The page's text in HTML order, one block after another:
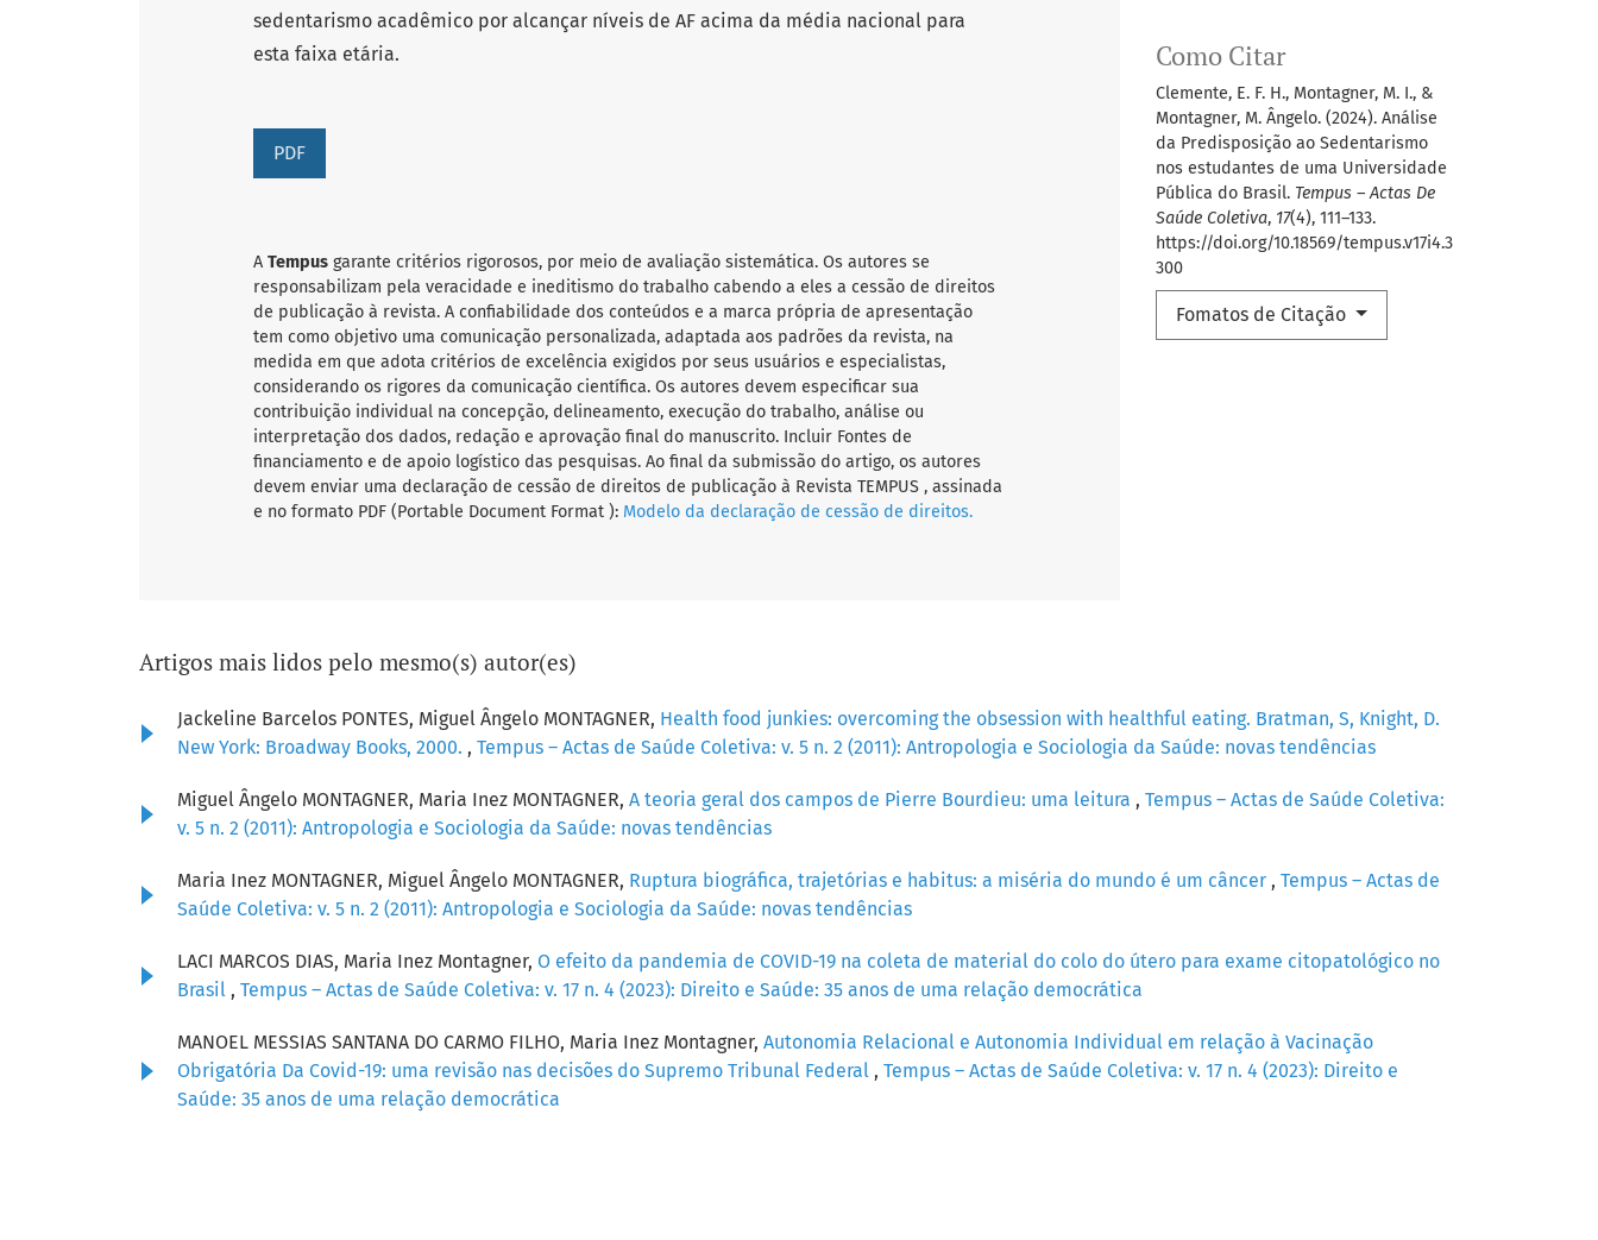
Como Citar
Clemente, E. F. H., Montagner, M. I., &
Montagner, M. Ângelo. (2024). Análise
da Predisposição ao Sedentarismo
nos estudantes de uma Universidade
Pública do Brasil. Tempus – Actas De
Saúde Coletiva, 17(4), 111–133.
https://doi.org/10.18569/tempus.v17i4.3
300
Fomatos de Citação
sedentarismo acadêmico por alcançar níveis de AF acima da média nacional para
esta faixa etária.
PDF
A Tempus garante critérios rigorosos, por meio de avaliação sistemática. Os autores se
responsabilizam pela veracidade e ineditismo do trabalho cabendo a eles a cessão de direitos
de publicação à revista. A confiabilidade dos conteúdos e a marca própria de apresentação
tem como objetivo uma comunicação personalizada, adaptada aos padrões da revista, na
medida em que adota critérios de excelência exigidos por seus usuários e especialistas,
considerando os rigores da comunicação científica. Os autores devem especificar sua
contribuição individual na concepção, delineamento, execução do trabalho, análise ou
interpretação dos dados, redação e aprovação final do manuscrito. Incluir Fontes de
financiamento e de apoio logístico das pesquisas. Ao final da submissão do artigo, os autores
devem enviar uma declaração de cessão de direitos de publicação à Revista TEMPUS , assinada
e no formato PDF (Portable Document Format ): Modelo da declaração de cessão de direitos.
Artigos mais lidos pelo mesmo(s) autor(es)
Jackeline Barcelos PONTES, Miguel Ângelo MONTAGNER, Health food junkies: overcoming the obsession with healthful eating. Bratman, S, Knight, D.
New York: Broadway Books, 2000. , Tempus – Actas de Saúde Coletiva: v. 5 n. 2 (2011): Antropologia e Sociologia da Saúde: novas tendências
Miguel Ângelo MONTAGNER, Maria Inez MONTAGNER, A teoria geral dos campos de Pierre Bourdieu: uma leitura , Tempus – Actas de Saúde Coletiva:
v. 5 n. 2 (2011): Antropologia e Sociologia da Saúde: novas tendências
Maria Inez MONTAGNER, Miguel Ângelo MONTAGNER, Ruptura biográfica, trajetórias e habitus: a miséria do mundo é um câncer , Tempus – Actas de
Saúde Coletiva: v. 5 n. 2 (2011): Antropologia e Sociologia da Saúde: novas tendências
LACI MARCOS DIAS, Maria Inez Montagner, O efeito da pandemia de COVID-19 na coleta de material do colo do útero para exame citopatológico no
Brasil , Tempus – Actas de Saúde Coletiva: v. 17 n. 4 (2023): Direito e Saúde: 35 anos de uma relação democrática
MANOEL MESSIAS SANTANA DO CARMO FILHO, Maria Inez Montagner, Autonomia Relacional e Autonomia Individual em relação à Vacinação
Obrigatória Da Covid-19: uma revisão nas decisões do Supremo Tribunal Federal , Tempus – Actas de Saúde Coletiva: v. 17 n. 4 (2023): Direito e
Saúde: 35 anos de uma relação democrática